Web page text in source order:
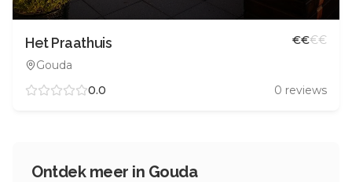
Het Praathuis
Gouda
€€€€
0.0 0 reviews
Ontdek meer in Gouda